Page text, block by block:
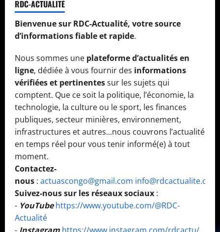
RDC-ACTUALITÉ
Bienvenue sur RDC-Actualité, votre source
d’informations fiable et rapide.
Nous sommes une plateforme d’actualités en
ligne, dédiée à vous fournir des informations
vérifiées et pertinentessur les sujets qui
comptent. Que ce soit la politique, l’économie, la
technologie, la culture ou le sport, les finances
publiques, secteur minières, environnement,
infrastructures et autres...nous couvrons l’actualité
en temps réel pour vous tenir informé(e) à tout
moment.
Contactez-
nous : actuascongo@gmail.com info@rdcactualite.com
Suivez-nous sur les réseaux sociaux :
- YouTube https://www.youtube.com/@RDC-
Actualité